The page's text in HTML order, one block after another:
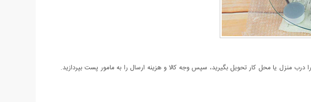
منزل یا محل کار تحویل بگیرید، سپس وجه کالا و هزینه ارسال را به مامور پست بپردازید.